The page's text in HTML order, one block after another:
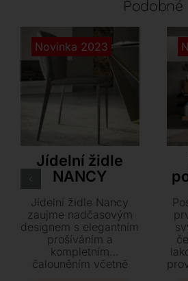
Podobné
Novinka 2023
Jídelní židle
NANCY
Jídelní židle Nancy
zaujme nadčasovým
designem s elegantním
prošíváním a
kompletním
čalouněním včetně